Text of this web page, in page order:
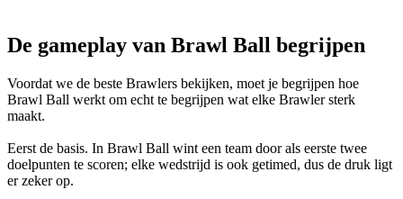
De gameplay van Brawl Ball begrijpen
Voordat we de beste Brawlers bekijken, moet je begrijpen hoe
Brawl Ball werkt om echt te begrijpen wat elke Brawler sterk
maakt.
Eerst de basis. In Brawl Ball wint een team door als eerste twee
doelpunten te scoren; elke wedstrijd is ook getimed, dus de druk ligt
er zeker op.